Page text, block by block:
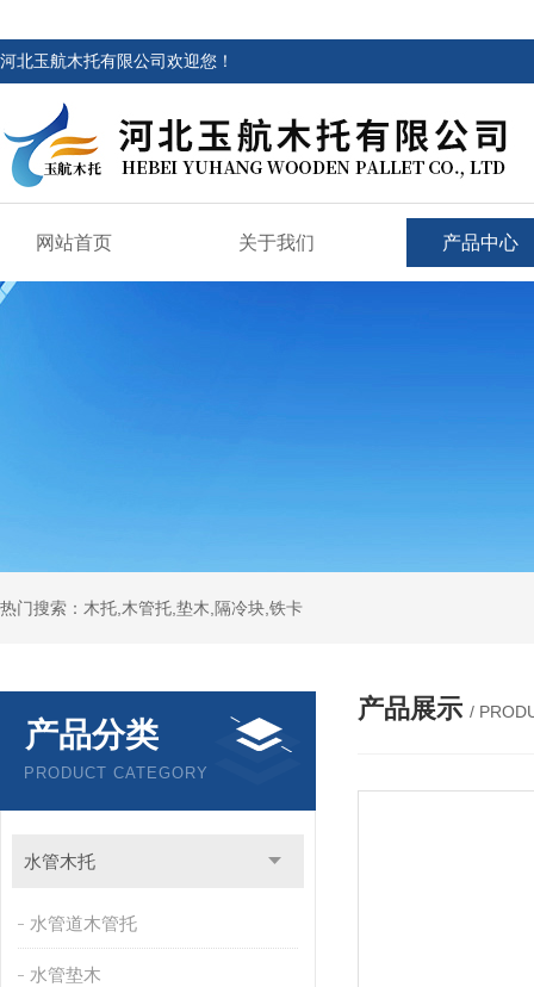
河北玉航木托有限公司欢迎您！
网站首页 关于我们 产品中心
热门搜索：木托,木管托,垫木,隔冷块,铁卡
产品分类
PRODUCT CATEGORY
水管木托
水管道木管托
水管垫木
产品展示 /